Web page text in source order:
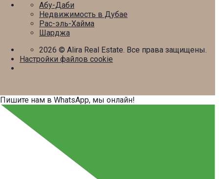
Абу-Даби
Недвижимость в Дубае
Рас-эль-Хайма
Шарджа
2026 © Alira Real Estate. Все права защищены.
Настройки файлов cookie
Пишите нам в WhatsApp, мы онлайн!